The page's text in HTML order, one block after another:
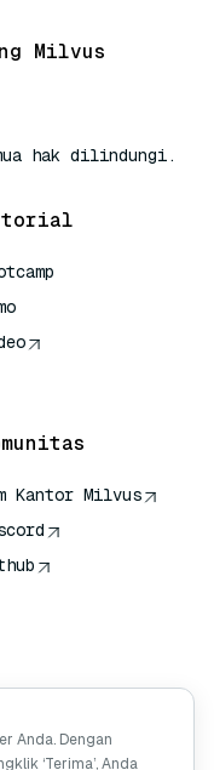
Milvus
hak dilindungi.
Kantor Milvus
Anda. Dengan
‘Terima’, Anda